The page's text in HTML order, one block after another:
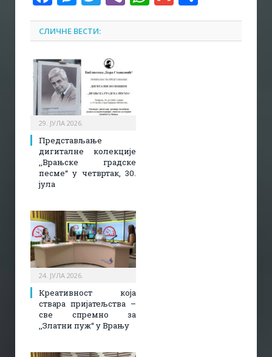
СЛИЧНЕ ВЕСТИ:
29. ЈУЛА 2026.
Представљање
дигиталне колекције
,,Врањске градске
песме“ у четвртак, 30.
јула
24. ЈУЛА 2026.
Креативност која
ствара пријатељства –
све спремно за
,,Златни пуж“ у Врању